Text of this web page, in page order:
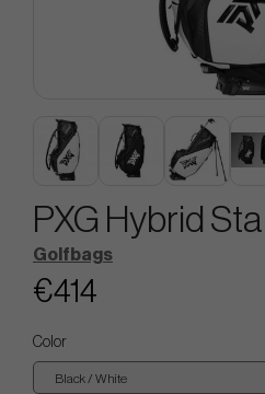
PXG Hybrid
Golfbags
€414
Color